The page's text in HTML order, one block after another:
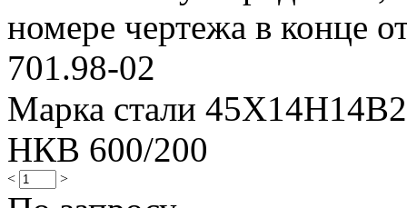
номере чертежа в конце
701.98-02
Марка стали
НКВ 600/200
< >